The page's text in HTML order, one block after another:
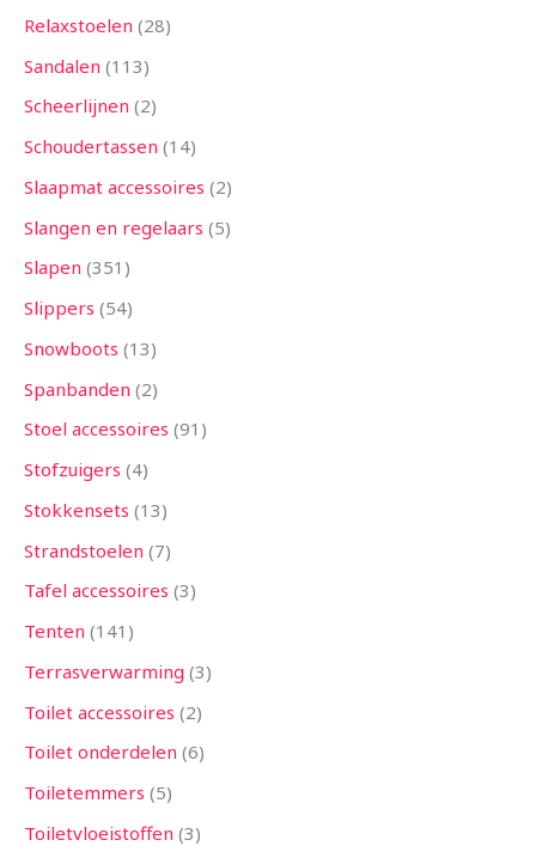
Relaxstoelen 28
Sandalen 113
Scheerlijnen 2
Schoudertassen 14
Slaapmat accessoires 2
Slangen en regelaars 5
Slapen 351
Slippers 54
Snowboots 13
Spanbanden 2
Stoel accessoires 91
Stofzuigers 4
Stokkensets 13
Strandstoelen 7
Tafel accessoires 3
Tenten 141
Terrasverwarming 3
Toilet accessoires 2
Toilet onderdelen 6
Toiletemmers 5
Toiletvloeistoffen 3